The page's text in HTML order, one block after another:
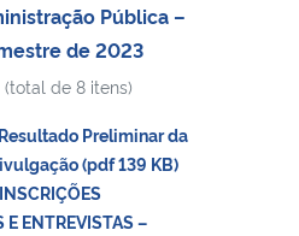
Pública –
de 2023
de 8 itens)
Preliminar da
(pdf 139 KB)
ENTREVISTAS –